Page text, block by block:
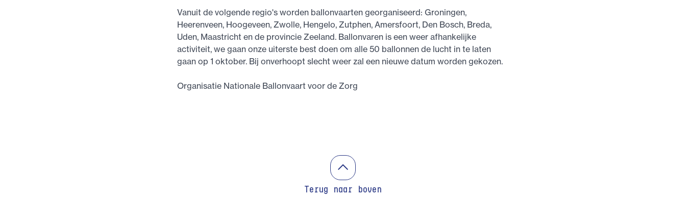
Vanuit de volgende regio's worden ballonvaarten georganiseerd: Groningen,
Heerenveen, Hoogeveen, Zwolle, Hengelo, Zutphen, Amersfoort, Den Bosch, Breda,
Uden, Maastricht en de provincie Zeeland. Ballonvaren is een weer afhankelijke
activiteit, we gaan onze uiterste best doen om alle 50 ballonnen de lucht in te laten
gaan op 1 oktober. Bij onverhoopt slecht weer zal een nieuwe datum worden gekozen.
Organisatie Nationale Ballonvaart voor de Zorg
Terug naar boven